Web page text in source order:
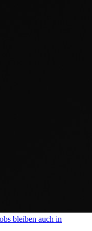
bleiben auch in